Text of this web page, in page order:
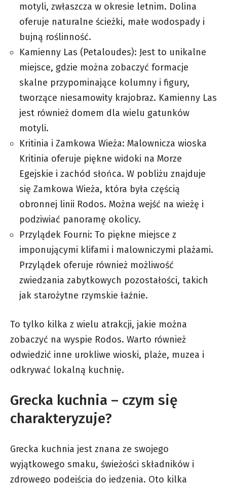
motyli, zwłaszcza w okresie letnim. Dolina
oferuje naturalne ścieżki, małe wodospady i
bujną roślinność.
Kamienny Las (Petaloudes): Jest to unikalne
miejsce, gdzie można zobaczyć formacje
skalne przypominające kolumny i figury,
tworzące niesamowity krajobraz. Kamienny Las
jest również domem dla wielu gatunków
motyli.
Kritinia i Zamkowa Wieża: Malownicza wioska
Kritinia oferuje piękne widoki na Morze
Egejskie i zachód słońca. W pobliżu znajduje
się Zamkowa Wieża, która była częścią
obronnej linii Rodos. Można wejść na wieżę i
podziwiać panoramę okolicy.
Przylądek Fourni: To piękne miejsce z
imponującymi klifami i malowniczymi plażami.
Przylądek oferuje również możliwość
zwiedzania zabytkowych pozostałości, takich
jak starożytne rzymskie łaźnie.
To tylko kilka z wielu atrakcji, jakie można
zobaczyć na wyspie Rodos. Warto również
odwiedzić inne urokliwe wioski, plaże, muzea i
odkrywać lokalną kuchnię.
Grecka kuchnia – czym się
charakteryzuje?
Grecka kuchnia jest znana ze swojego
wyjątkowego smaku, świeżości składników i
zdrowego podejścia do jedzenia. Oto kilka